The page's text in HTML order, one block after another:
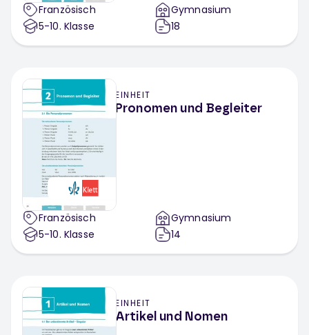
Französisch
5-10. Klasse
Gymnasium
18
EINHEIT
Pronomen und Begleiter
Französisch
5-10. Klasse
Gymnasium
14
EINHEIT
Artikel und Nomen